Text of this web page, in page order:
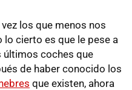
los que menos nos
cierto es que le pese a
últimos coches que
de haber conocido los
que existen, ahora